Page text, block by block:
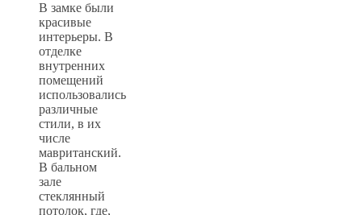
В замке были
красивые
интерьеры. В
отделке
внутренних
помещений
использовались
различные
стили, в их
числе
мавританский.
В бальном
зале
стеклянный
потолок, где,